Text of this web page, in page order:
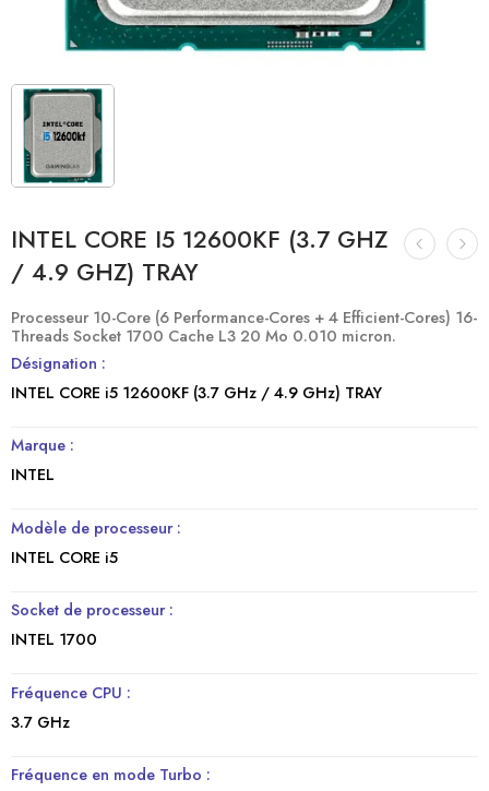
INTEL CORE I5 12600KF (3.7 GHZ
/ 4.9 GHZ) TRAY
Processeur 10-Core (6 Performance-Cores + 4 Efficient-Cores) 16-
Threads Socket 1700 Cache L3 20 Mo 0.010 micron.
Désignation :
INTEL CORE i5 12600KF (3.7 GHz / 4.9 GHz) TRAY
Marque :
INTEL
Modèle de processeur :
INTEL CORE i5
Socket de processeur :
INTEL 1700
Fréquence CPU :
3.7 GHz
Fréquence en mode Turbo :